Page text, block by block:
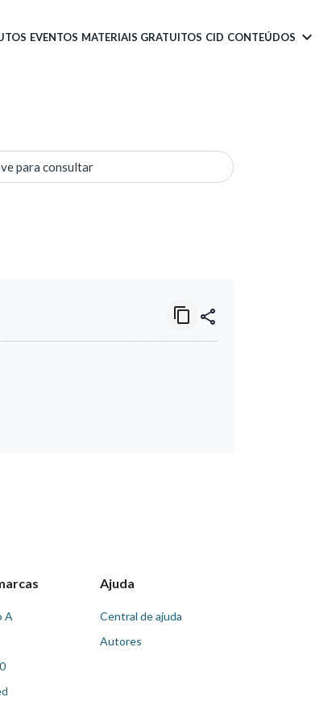
EVENTOS MATERIAIS GRATUITOS CID CONTEÚDOS
para consultar
A
Ajuda
Central de ajuda
Autores